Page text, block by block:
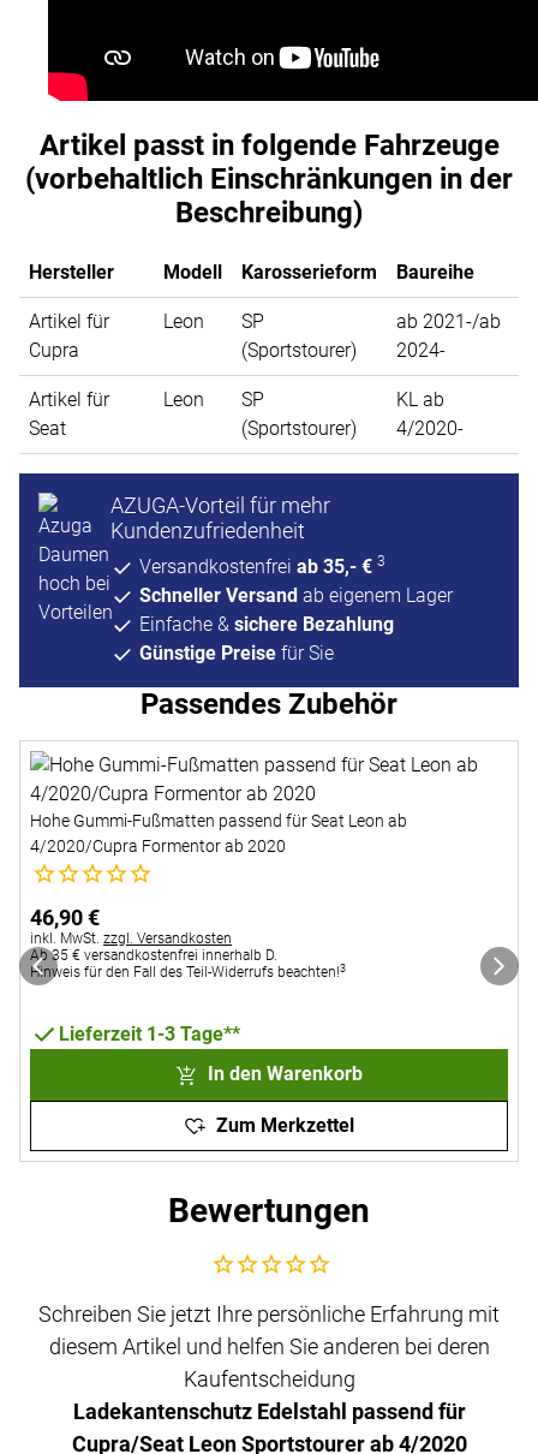
Artikel passt in folgende Fahrzeuge
(vorbehaltlich Einschränkungen in der
Beschreibung)
Hersteller Modell Karosserieform Baureihe
Artikel für
Cupra
Leon
SP
(Sportstourer)
ab 2021-/ab
2024-
Artikel für
Seat
Leon
SP
(Sportstourer)
KL ab
4/2020-
AZUGA-Vorteil für mehr
Kundenzufriedenheit
Versandkostenfrei ab 35,- € 3
Schneller Versand ab eigenem Lager
Einfache & sichere Bezahlung
Günstige Preise für Sie
Passendes Zubehör
Zubehör überspringen
Hohe Gummi-Fußmatten passend für Seat Leon ab
4/2020/Cupra Formentor ab 2020
Noch keine Bewertungen abgegeben
46,90€
Steuerhinweis:
inkl. MwSt. zzgl. Versandkosten
Ab 35 € versandkostenfrei innerhalb D.
Hinweis für den Fall des Teil-Widerrufs beachten!3
Lieferzeit 1-3 Tage**
In den Warenkorb
Zum Merkzettel
Bewertungen
Noch keine Bewertungen abgegeben
Schreiben Sie jetzt Ihre persönliche Erfahrung mit
diesem Artikel und helfen Sie anderen bei deren
Kaufentscheidung
Ladekantenschutz Edelstahl passend für
Cupra/Seat Leon Sportstourer ab 4/2020